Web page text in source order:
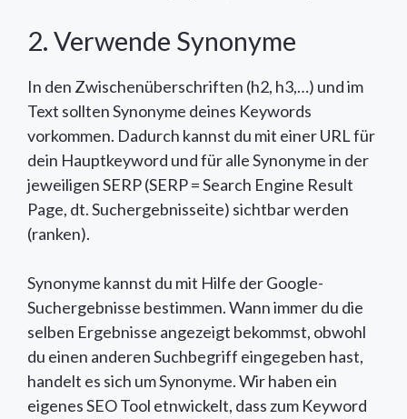
2. Verwende Synonyme
In den Zwischenüberschriften (h2, h3,…) und im
Text sollten Synonyme deines Keywords
vorkommen. Dadurch kannst du mit einer URL für
dein Hauptkeyword und für alle Synonyme in der
jeweiligen SERP (SERP = Search Engine Result
Page, dt. Suchergebnisseite) sichtbar werden
(ranken).
Synonyme kannst du mit Hilfe der Google-
Suchergebnisse bestimmen. Wann immer du die
selben Ergebnisse angezeigt bekommst, obwohl
du einen anderen Suchbegriff eingegeben hast,
handelt es sich um Synonyme. Wir haben ein
eigenes SEO Tool etnwickelt, dass zum Keyword